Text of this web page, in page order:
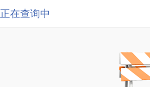
正在查询中